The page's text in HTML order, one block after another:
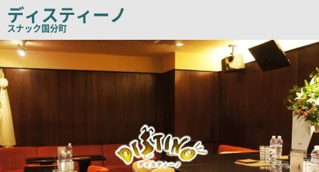
ピ
ー
ディスティーノ
スナック国分町
店
舗
PR
画
像